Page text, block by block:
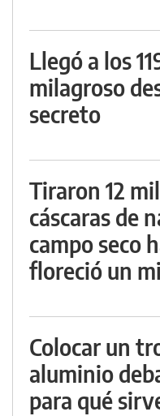
Llegó a los
milagroso
secreto
Tiraron 12
cáscaras de
campo seco
floreció un
Colocar un
aluminio
para qué